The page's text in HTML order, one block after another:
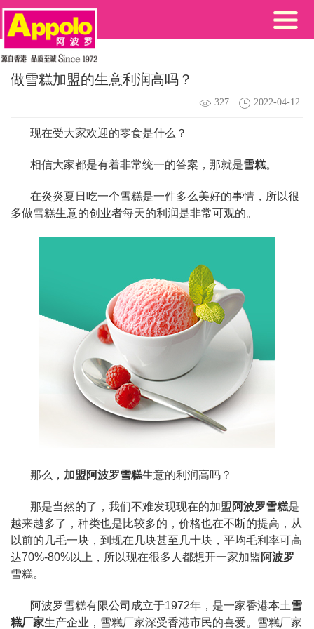
做雪糕加盟的生意利润高吗？
327 2022-04-12
现在受大家欢迎的零食是什么？
相信大家都是有着非常统一的答案，那就是雪糕。
在炎炎夏日吃一个雪糕是一件多么美好的事情，所以很
多做雪糕生意的创业者每天的利润是非常可观的。
那么， 加盟阿波罗雪糕生意的利润高吗？
那是当然的了，我们不难发现现在的加盟 阿波罗雪糕是
越来越多了，种类也是比较多的，价格也在不断的提高，从
以前的几毛一块，到现在几块甚至几十块，平均毛利率可高
达70%-80%以上，所以现在很多人都想开一家加盟 阿波罗
雪糕。
阿波罗雪糕有限公司成立于1972年，是一家香港本土雪
糕厂家生产企业，雪糕厂家深受香港市民的喜爱。雪糕厂家